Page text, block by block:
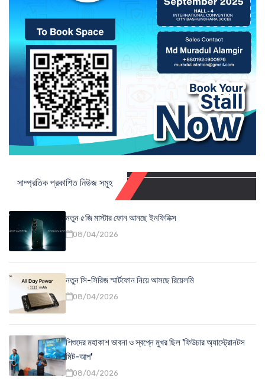
সাম্প্রতিক প্রকাশিত নিউজ সমূহ
নতুন ৫জি মাস্টার ফোন আনছে ইনফিনিক্স
08/04/2026
নতুন সি-সিরিজ স্মার্টফোন নিয়ে আসছে রিয়েলমি
08/04/2026
শিশুদের মহাকাশ ভাবনা ও স্বপ্নে মুখর ছিল 'ফিউচার অ্যাস্ট্রোনটস
মিট-আপ'
08/04/2026